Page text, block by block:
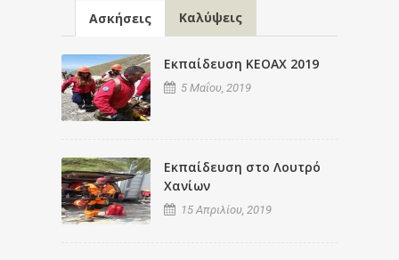
Ασκήσεις Καλύψεις
Εκπαίδευση ΚΕΟΑΧ 2019
5 Μαΐου, 2019
Εκπαίδευση στο Λουτρό
Χανίων
15 Απριλίου, 2019